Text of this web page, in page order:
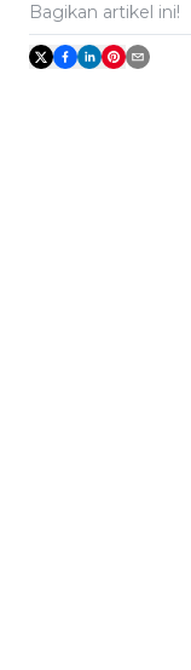
Bagikan artikel ini!